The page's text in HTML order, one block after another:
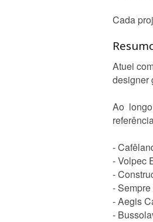
Cada
Atuei
designer
Ao
-
- Volpec
-
- Sempre
- Aegis
-